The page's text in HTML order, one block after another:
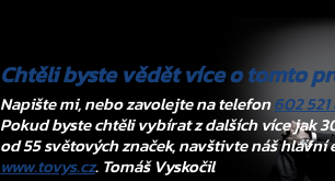
Chtěli byste vědět více o tomto
Napište mi, nebo zavolejte na telefon602
Pokud byste chtěli vybírat z dalších více jak
od 55 světových značek, navštivte náš hlavní
www.tovys.cz. Tomáš Vyskočil